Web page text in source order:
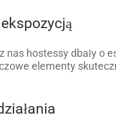
nas hostessy dbały o
elementy